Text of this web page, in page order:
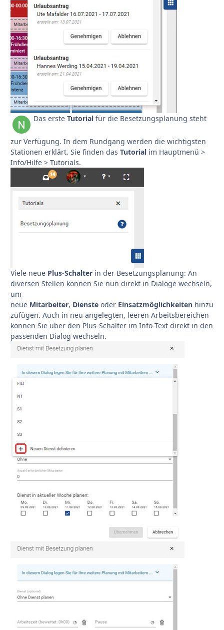
Das erste Tutorial für die Besetzungsplanung steht
zur Verfügung. In dem Rundgang werden die wichtigsten
Stationen erklärt. Sie finden das Tutorial im Hauptmenü >
Info/Hilfe > Tutorials.
Viele neue Plus-Schalter in der Besetzungsplanung: An
diversen Stellen können Sie nun direkt in Dialoge wechseln,
um
neue Mitarbeiter, Dienste oder Einsatzmöglichkeiten hinzu
zufügen. Auch in neu angelegten, leeren Arbeitsbereichen
können Sie über den Plus-Schalter im Info-Text direkt in den
passenden Dialog wechseln.